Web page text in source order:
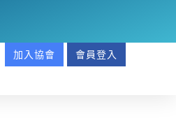
加入協會 會員登入